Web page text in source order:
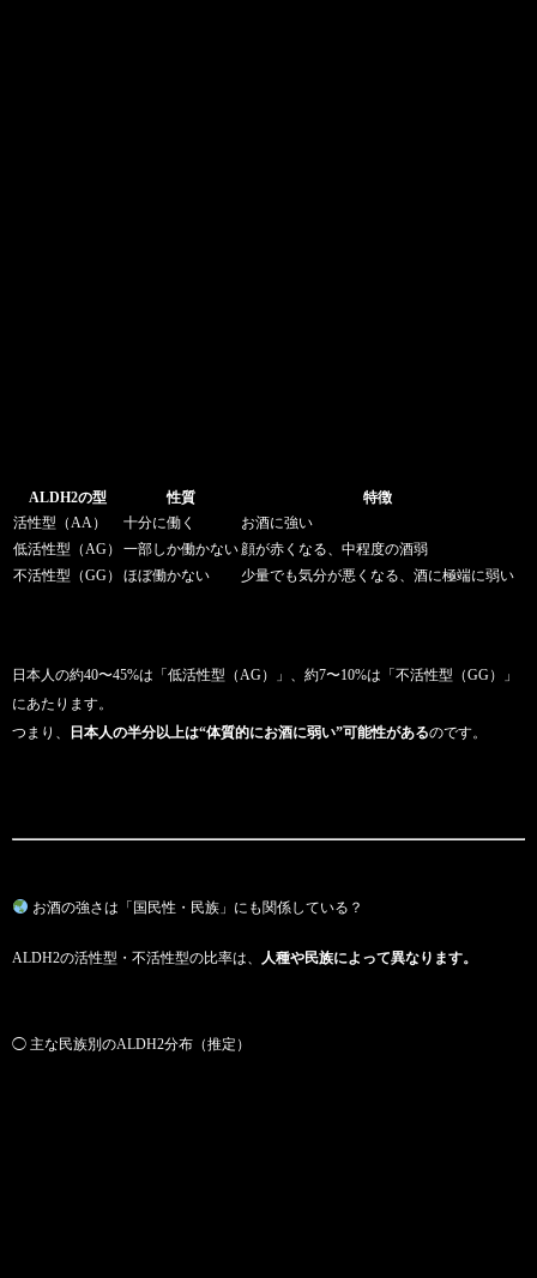
ALDH2の型 性質
特徴
活性型（AA）
十分に働く
お酒に強い
低活性型（AG）
一部しか働かない 顔が赤くなる、中程度の酒弱
不活性型（GG）
ほぼ働かない 少量でも気分が悪くなる、酒に極端に弱い
日本人の約40〜45%は「低活性型（AG）」、約7〜10%は「不活性型（GG）」
にあたります。
つまり、
日本人の半分以上は“体質的にお酒に弱い”可能性があるのです。
お酒の強さは「国民性・民族」にも関係している？
ALDH2の活性型・不活性型の比率は、 人種や民族によって異なります。
◯ 主な民族別のALDH2分布（推定）